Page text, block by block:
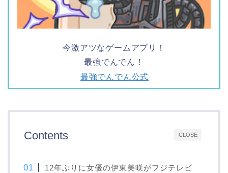
今激アツなゲームアプリ！
最強でんでん！
最強でんでん公式
CLOSE
Contents
12年ぶりに女優の伊東美咲がフジテレビ